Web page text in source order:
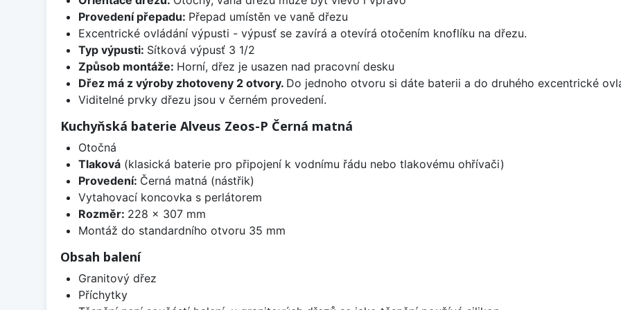
Provedení přepadu: Přepad umístěn ve vaně dřezu
Excentrické ovládání výpusti - výpusť se zavírá a otevírá otočením knoflíku na dřezu.
Typ výpusti: Sítková výpusť 3 1/2
Způsob montáže: Horní, dřez je usazen nad pracovní desku
Dřez má z výroby zhotoveny 2 otvory. Do jednoho otvoru si dáte baterii a do druhého excentrické
Viditelné prvky dřezu jsou v černém provedení.
Kuchyňská baterie Alveus Zeos-P Černá matná
Otočná
Tlaková(klasická baterie pro připojení k vodnímu řádu nebo tlakovému ohřívači)
Provedení: Černá matná (nástřik)
Vytahovací koncovka s perlátorem
Rozměr: 228 x 307 mm
Montáž do standardního otvoru 35 mm
Obsah balení
Granitový dřez
Příchytky